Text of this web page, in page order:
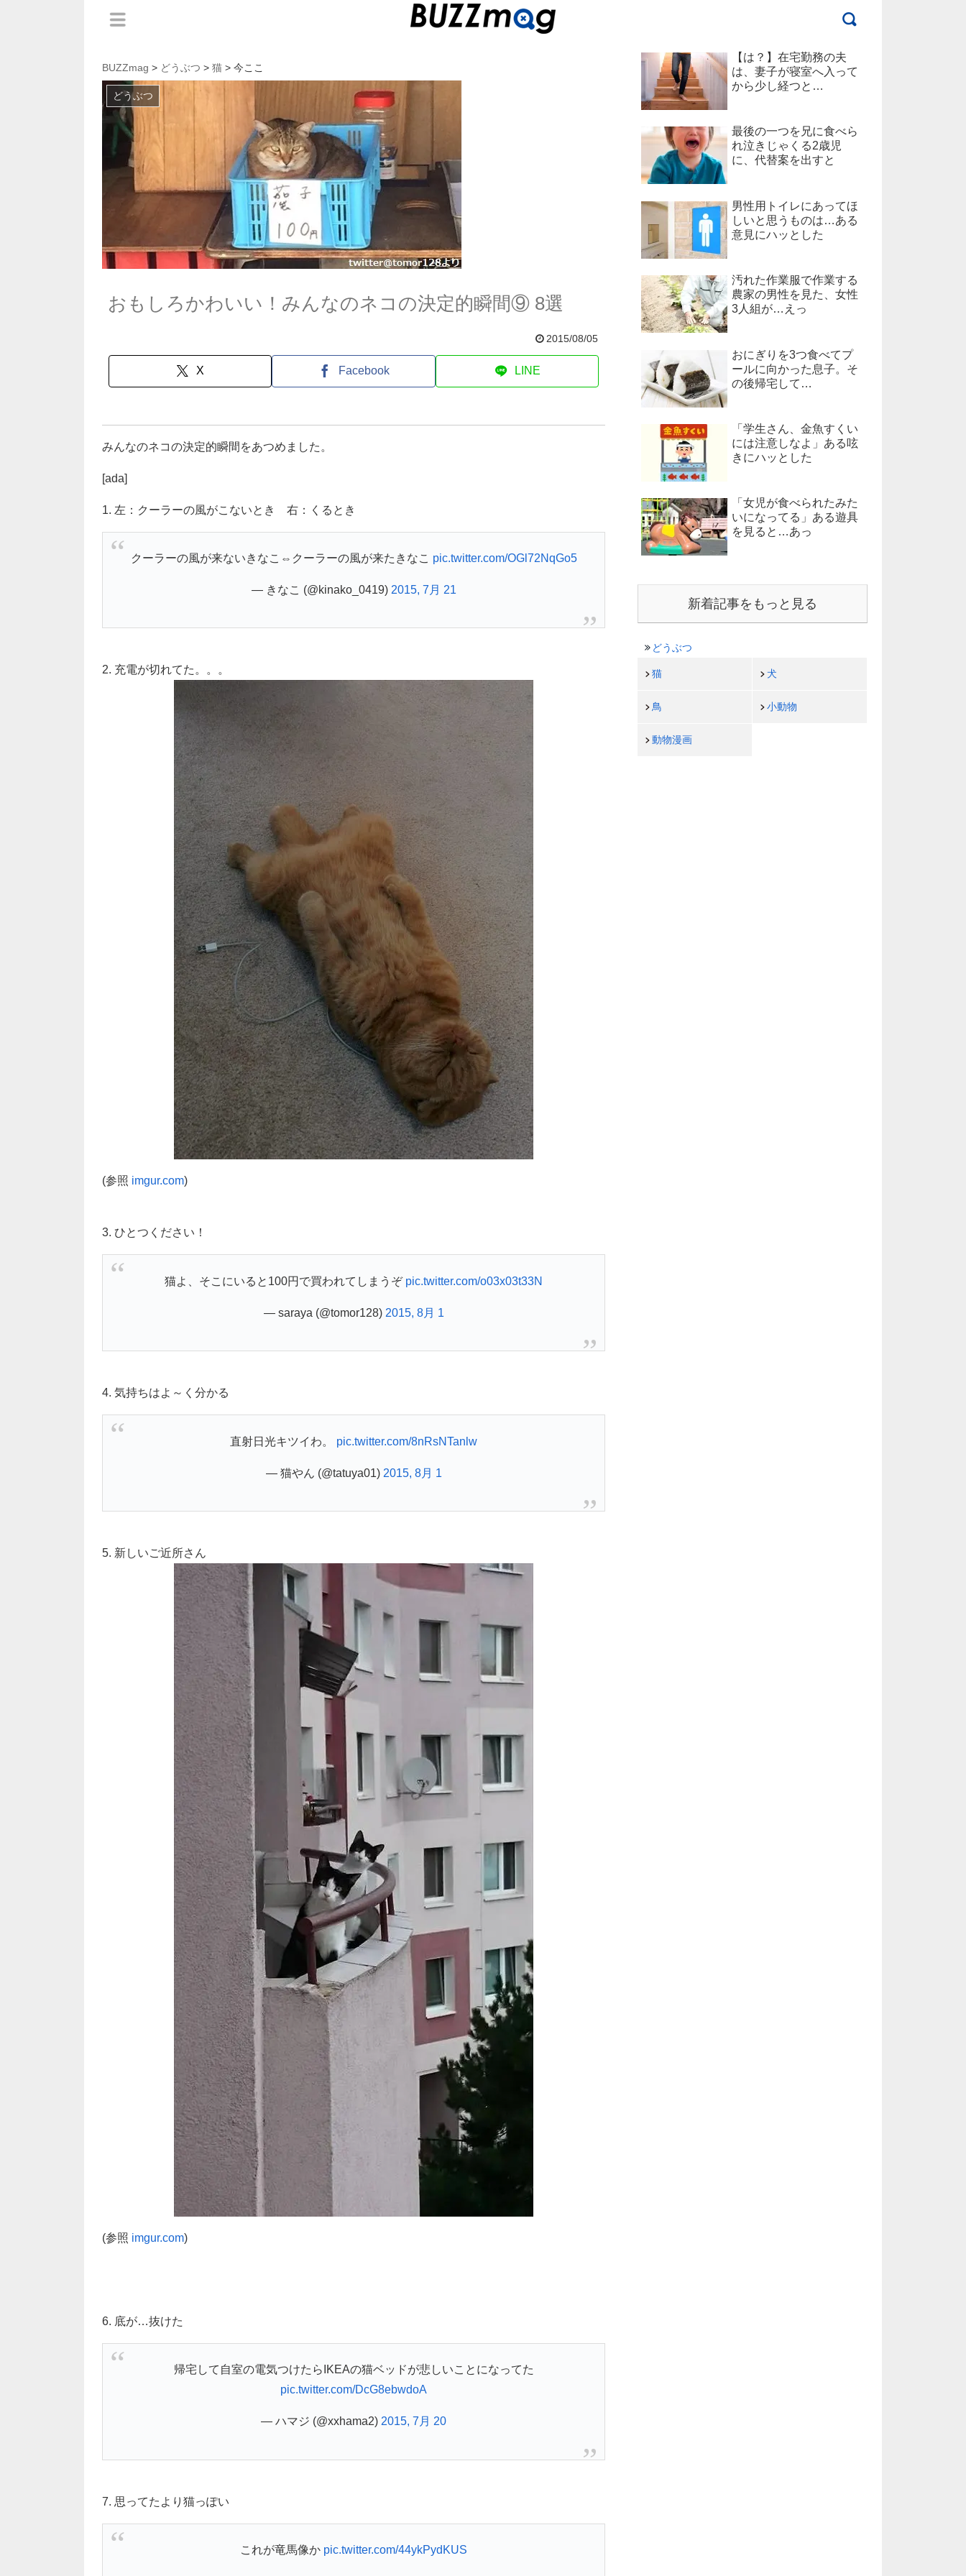
BUZZmag > どうぶつ > 猫 > 今ここ
どうぶつ
おもしろかわいい！みんなのネコの決定的瞬間⑨ 8選
2015/08/05
X Facebook LINE
みんなのネコの決定的瞬間をあつめました。
[ada]
1. 左：クーラーの風がこないとき 右：くるとき
クーラーの風が来ないきなこ⇔クーラーの風が来たきなこ pic.twitter.com/OGl72NqGo5
— きなこ (@kinako_0419) 2015, 7月 21
2. 充電が切れてた。。。
(参照 imgur.com)
3. ひとつください！
猫よ、そこにいると100円で買われてしまうぞ pic.twitter.com/o03x03t33N
— saraya (@tomor128) 2015, 8月 1
4. 気持ちはよ～く分かる
直射日光キツイわ。 pic.twitter.com/8nRsNTanlw
— 猫やん (@tatuya01) 2015, 8月 1
5. 新しいご近所さん
(参照 imgur.com)
6. 底が…抜けた
帰宅して自室の電気つけたらIKEAの猫ベッドが悲しいことになってた
pic.twitter.com/DcG8ebwdoA
— ハマジ (@xxhama2) 2015, 7月 20
7. 思ってたより猫っぽい
これが竜馬像か pic.twitter.com/44ykPydKUS
【は？】在宅勤務の夫
は、妻子が寝室へ入って
から少し経つと…
最後の一つを兄に食べら
れ泣きじゃくる2歳児
に、代替案を出すと
男性用トイレにあってほ
しいと思うものは…ある
意見にハッとした
汚れた作業服で作業する
農家の男性を見た、女性
3人組が…えっ
おにぎりを3つ食べてプ
ールに向かった息子。そ
の後帰宅して…
「学生さん、金魚すくい
には注意しなよ」ある呟
きにハッとした
「女児が食べられたみた
いになってる」ある遊具
を見ると…あっ
新着記事をもっと見る
どうぶつ
猫 犬
鳥 小動物
動物漫画